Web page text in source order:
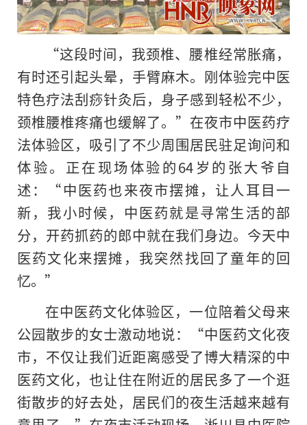
“这段时间，我颈椎、腰椎经常胀痛，
有时还引起头晕，手臂麻木。刚体验完中医
特色疗法刮痧针灸后，身子感到轻松不少，
颈椎腰椎疼痛也缓解了。”在夜市中医药疗
法体验区，吸引了不少周围居民驻足询问和
体验。正在现场体验的64岁的张大爷自
述：“中医药也来夜市摆摊，让人耳目一
新，我小时候，中医药就是寻常生活的部
分，开药抓药的郎中就在我们身边。今天中
医药文化来摆摊，我突然找回了童年的回
忆。”
在中医药文化体验区，一位陪着父母来
公园散步的女士激动地说：“中医药文化夜
市，不仅让我们近距离感受了博大精深的中
医药文化，也让住在附近的居民多了一个逛
街散步的好去处，居民们的夜生活越来越有